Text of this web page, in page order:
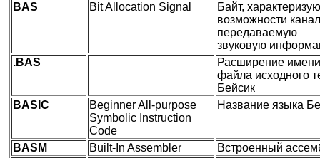
BAS
Bit Allocation Signal
Байт,
возможности
передаваемую
звуковую
.BAS
Расширение имени
файла исходного
Бейсик
BASIC
Beginner All-purpose
Symbolic Instruction
Code
Название языка
BASM Built-In Assembler
Встроенный